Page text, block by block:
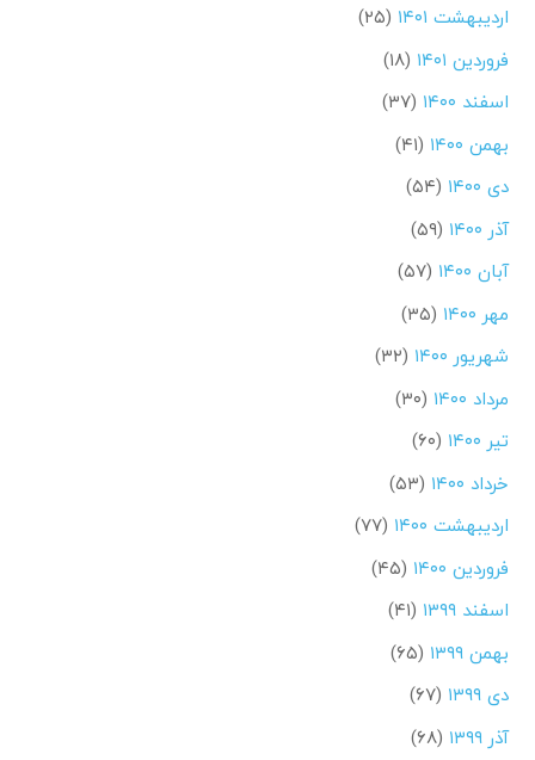
اردیبهشت ۱۴۰۱
(۲۵)
فروردین ۱۴۰۱
(۱۸)
اسفند ۱۴۰۰
(۳۷)
بهمن ۱۴۰۰
(۴۱)
دی ۱۴۰۰
(۵۴)
آذر ۱۴۰۰
(۵۹)
آبان ۱۴۰۰
(۵۷)
مهر ۱۴۰۰
(۳۵)
شهریور ۱۴۰۰
(۳۲)
مرداد ۱۴۰۰
(۳۰)
تیر ۱۴۰۰
(۶۰)
خرداد ۱۴۰۰
(۵۳)
اردیبهشت ۱۴۰۰
(۷۷)
فروردین ۱۴۰۰
(۴۵)
اسفند ۱۳۹۹
(۴۱)
بهمن ۱۳۹۹
(۶۵)
دی ۱۳۹۹
(۶۷)
آذر ۱۳۹۹
(۶۸)